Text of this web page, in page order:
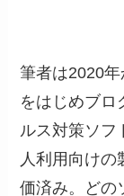
筆者は2020
をはじめブロ
ルス対策ソフ
人利用向けの
価済み。どの